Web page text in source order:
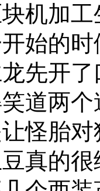
机加
始的
先开
道两
怪胎
真的